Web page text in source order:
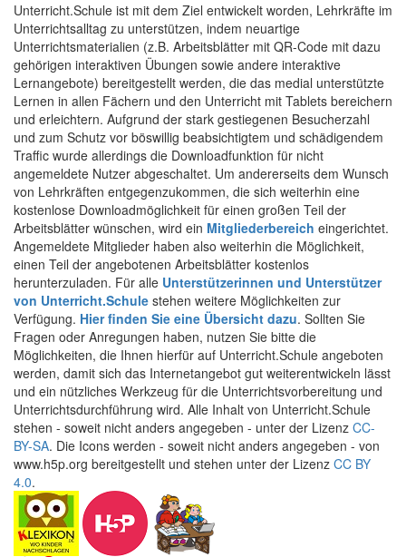
Unterricht.Schule ist mit dem Ziel entwickelt worden, Lehrkräfte im
Unterrichtsalltag zu unterstützen, indem neuartige
Unterrichtsmaterialien (z.B. Arbeitsblätter mit QR-Code mit dazu
gehörigen interaktiven Übungen sowie andere interaktive
Lernangebote) bereitgestellt werden, die das medial unterstützte
Lernen in allen Fächern und den Unterricht mit Tablets bereichern
und erleichtern. Aufgrund der stark gestiegenen Besucherzahl
und zum Schutz vor böswillig beabsichtigtem und schädigendem
Traffic wurde allerdings die Downloadfunktion für nicht
angemeldete Nutzer abgeschaltet. Um andererseits dem Wunsch
von Lehrkräften entgegenzukommen, die sich weiterhin eine
kostenlose Downloadmöglichkeit für einen großen Teil der
Arbeitsblätter wünschen, wird ein Mitgliederbereich eingerichtet.
Angemeldete Mitglieder haben also weiterhin die Möglichkeit,
einen Teil der angebotenen Arbeitsblätter kostenlos
herunterzuladen. Für alle Unterstützerinnen und Unterstützer
von Unterricht.Schule stehen weitere Möglichkeiten zur
Verfügung. Hier finden Sie eine Übersicht dazu. Sollten Sie
Fragen oder Anregungen haben, nutzen Sie bitte die
Möglichkeiten, die Ihnen hierfür auf Unterricht.Schule angeboten
werden, damit sich das Internetangebot gut weiterentwickeln lässt
und ein nützliches Werkzeug für die Unterrichtsvorbereitung und
Unterrichtsdurchführung wird. Alle Inhalt von Unterricht.Schule
stehen - soweit nicht anders angegeben - unter der Lizenz CC-
BY-SA. Die Icons werden - soweit nicht anders angegeben - von
www.h5p.org bereitgestellt und stehen unter der Lizenz CC BY
4.0.